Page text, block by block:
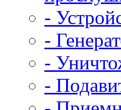
-
-
-
-